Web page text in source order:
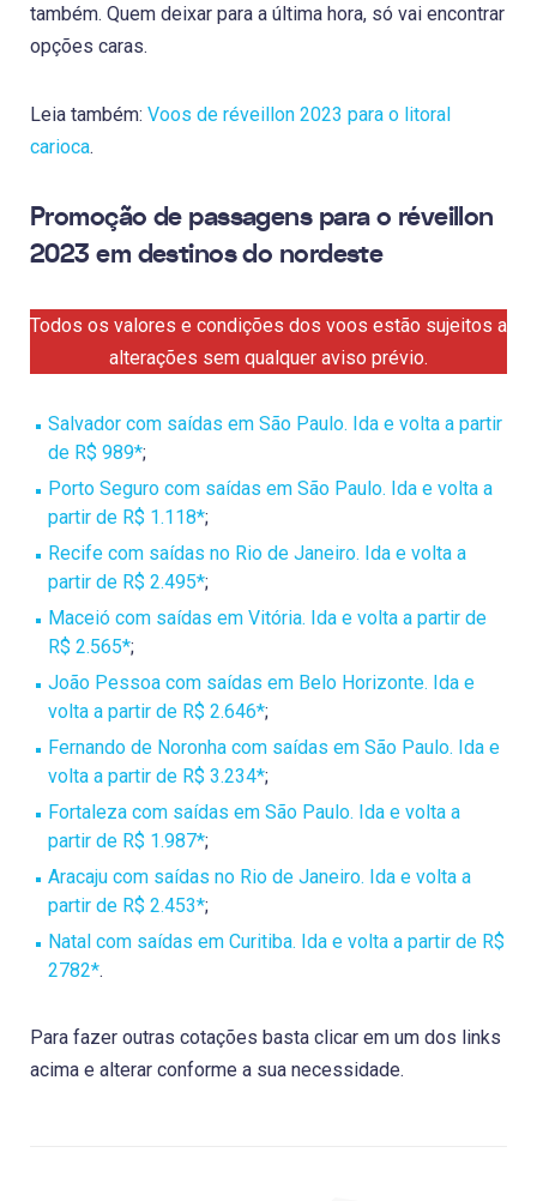
também. Quem deixar para a última hora, só vai encontrar
opções caras.
Leia também: Voos de réveillon 2023 para o litoral
carioca.
Promoção de passagens para o réveillon
2023 em destinos do nordeste
Todos os valores e condições dos voos estão sujeitos a
alterações sem qualquer aviso prévio.
Salvador com saídas em São Paulo. Ida e volta a partir
de R$ 989*;
Porto Seguro com saídas em São Paulo. Ida e volta a
partir de R$ 1.118*;
Recife com saídas no Rio de Janeiro. Ida e volta a
partir de R$ 2.495*;
Maceió com saídas em Vitória. Ida e volta a partir de
R$ 2.565*;
João Pessoa com saídas em Belo Horizonte. Ida e
volta a partir de R$ 2.646*;
Fernando de Noronha com saídas em São Paulo. Ida e
volta a partir de R$ 3.234*;
Fortaleza com saídas em São Paulo. Ida e volta a
partir de R$ 1.987*;
Aracaju com saídas no Rio de Janeiro. Ida e volta a
partir de R$ 2.453*;
Natal com saídas em Curitiba. Ida e volta a partir de R$
2782*.
Para fazer outras cotações basta clicar em um dos links
acima e alterar conforme a sua necessidade.